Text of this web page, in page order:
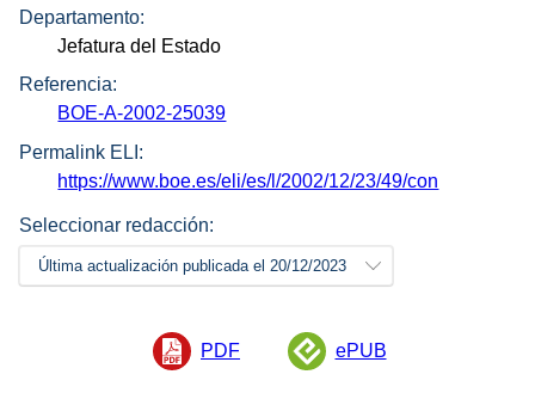
Departamento:
Jefatura del Estado
Referencia:
BOE-A-2002-25039
Permalink ELI:
https://www.boe.es/eli/es/l/2002/12/23/49/con
Seleccionar redacción:
Última actualización publicada el 20/12/2023
PDF ePUB